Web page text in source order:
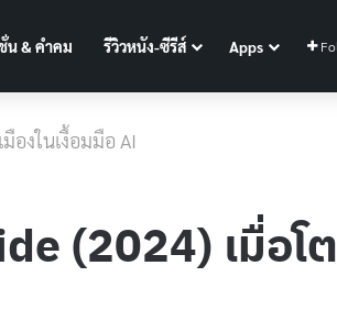
น & คำคม รีวิวหนัง-ซีรีส์ Apps
องในเงื้อมมือ AI
(2024) เมื่อโ